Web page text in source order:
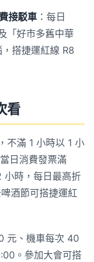
接駁車 ：每日
「好市多舊中華
搭捷運紅線 R8
看
不滿 1 小時以 1 小
日消費發票滿
小時，每日最高折
酒節可搭捷運紅
元、機車每次 40
。參加大會可搭